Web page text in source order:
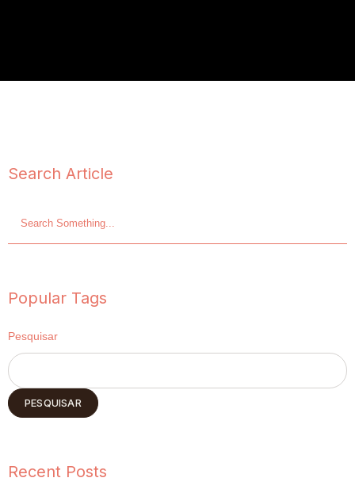
Search Article
Popular Tags
Pesquisar
PESQUISAR
Recent Posts